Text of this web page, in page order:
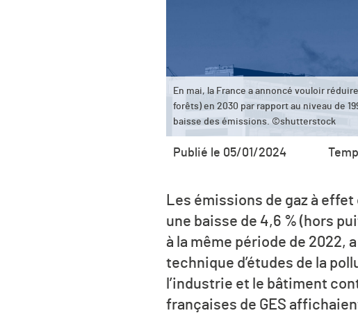
En mai, la France a annoncé vouloir
forêts) en 2030 par rapport au niveau de
baisse des émissions. ©shutterstock
Publié le 05/01/2024
Les émissions de gaz à
une baisse de 4,6 % (hors
à la même période de 2022,
technique d’études de la
l’industrie et le bâtiment
françaises de GES